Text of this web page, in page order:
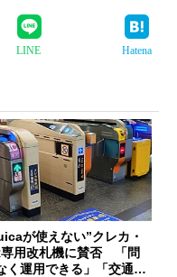
LINE Hatena
が使えない”クレカ・
用改札機に賛否 「問
く運用できる」「交通系I